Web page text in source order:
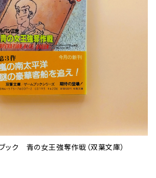
ック 青の女王強奪作戦（双葉文庫）